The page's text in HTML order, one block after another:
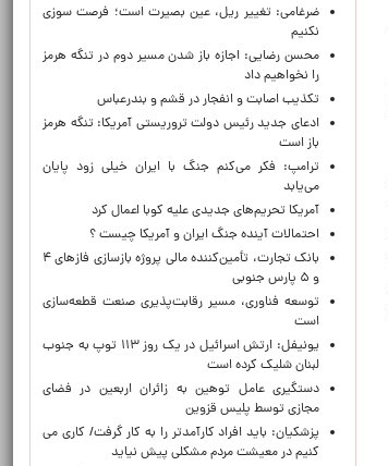
ضرغامی: تغییر ریل، عین بصیرت است؛ فرصت سوزی
نکنیم
محسن رضایی: اجازه باز شدن مسیر دوم در تنگه هرمز
را نخواهیم داد
تکذیب اصابت و انفجار در قشم و بندرعباس
ادعای جدید رئیس دولت تروریستی آمریکا: تنگه هرمز
باز است
ترامپ: فکر می‌کنم جنگ با ایران خیلی زود پایان
می‌یابد
آمریکا تحریم‌های جدیدی علیه کوبا اعمال کرد
احتمالات آینده جنگ ایران و آمریکا چیست ؟
بانک تجارت، تأمین‌کننده مالی پروژه بازسازی فازهای ۴
و ۵ پارس جنوبی
توسعه فناوری، مسیر رقابت‌پذیری صنعت قطعه‌سازی
است
یونیفل: ارتش اسرائیل در یک روز ۱۱۳ توپ به جنوب
لبنان شلیک کرده است
دستگیری عامل توهین به زائران اربعین در فضای
مجازی توسط پلیس قزوین
پزشکیان: باید افراد کارآمدتر را به کار گرفت/ کاری می
کنیم در معیشت مردم مشکلی پیش نیاید